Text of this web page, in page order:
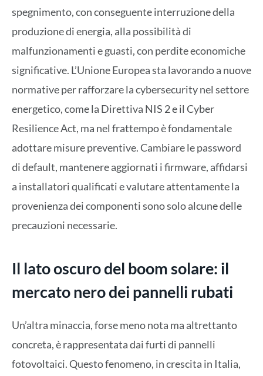
spegnimento, con conseguente interruzione della
produzione di energia, alla possibilità di
malfunzionamenti e guasti, con perdite economiche
significative. L’Unione Europea sta lavorando a nuove
normative per rafforzare la cybersecurity nel settore
energetico, come la Direttiva NIS 2 e il Cyber
Resilience Act, ma nel frattempo è fondamentale
adottare misure preventive. Cambiare le password
di default, mantenere aggiornati i firmware, affidarsi
a installatori qualificati e valutare attentamente la
provenienza dei componenti sono solo alcune delle
precauzioni necessarie.
Il lato oscuro del boom solare: il
mercato nero dei pannelli rubati
Un’altra minaccia, forse meno nota ma altrettanto
concreta, è rappresentata dai furti di pannelli
fotovoltaici. Questo fenomeno, in crescita in Italia,